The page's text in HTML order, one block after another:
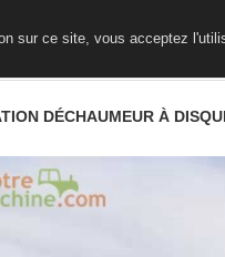
sur ce site, vous acceptez
DÉCHAUMEUR À